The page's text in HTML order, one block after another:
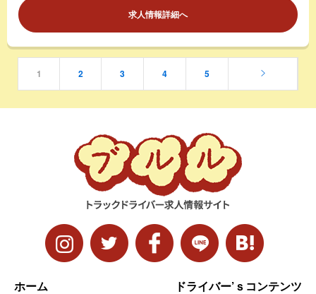
求人情報詳細へ
1 2 3 4 5
ホーム ドライバー’ｓコンテンツ